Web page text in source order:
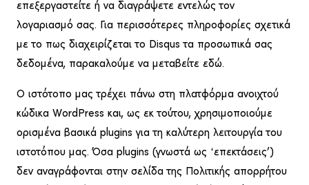
επεξεργαστείτε ή να διαγράψετε εντελώς τον
λογαριασμό σας. Για περισσότερες πληροφορίες σχετικά
με το πως διαχειρίζεται το Disqus τα προσωπικά σας
δεδομένα, παρακαλούμε να μεταβείτε εδώ.
Ο ιστότοπο μας τρέχει πάνω στη πλατφόρμα ανοιχτού
κώδικα WordPress και, ως εκ τούτου, χρησιμοποιούμε
ορισμένα βασικά plugins για τη καλύτερη λειτουργία του
ιστοτόπου μας. Όσα plugins (γνωστά ως ‘επεκτάσεις’)
δεν αναγράφονται στην σελίδα της Πολιτικής απορρήτου